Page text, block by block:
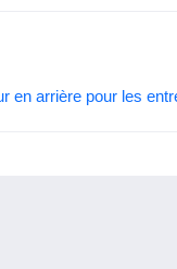
en arrière pour les